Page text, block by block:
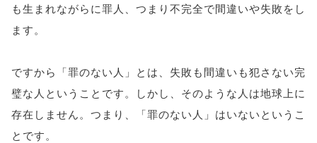
も生まれながらに罪人、つまり不完全で間違いや失敗をし
ます。
ですから「罪のない人」とは、失敗も間違いも犯さない完
璧な人ということです。しかし、そのような人は地球上に
存在しません。つまり、「罪のない人」はいないというこ
とです。